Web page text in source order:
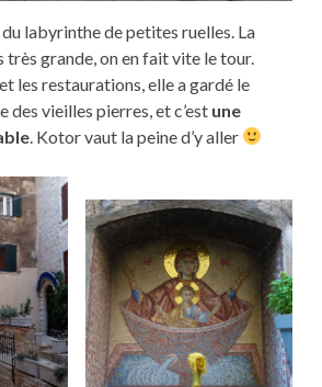
labyrinthe de petites ruelles. La
très grande, on en fait vite le tour.
les restaurations, elle a gardé le
des vieilles pierres, et c’est une
. Kotor vaut la peine d’y aller